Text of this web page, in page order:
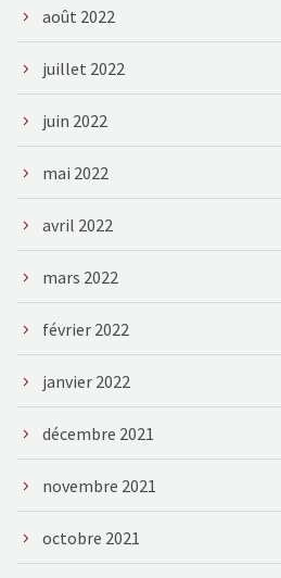
août 2022
juillet 2022
juin 2022
mai 2022
avril 2022
mars 2022
février 2022
janvier 2022
décembre 2021
novembre 2021
octobre 2021